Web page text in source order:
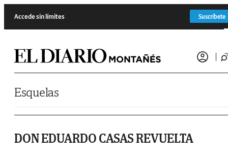
Accede sin límites Suscríbete
Esquelas
DON EDUARDO CASAS REVUELTA